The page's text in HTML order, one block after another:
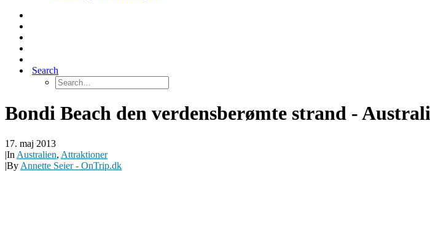
Search
Bondi Beach den verdensberømte strand -
17. maj 2013
|In Australien, Attraktioner
|By Annette Seier - OnTrip.dk